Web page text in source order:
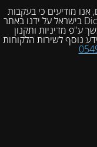
אנו מודיעים כי בעקבות
שינוי בתנאי הזיכיון, מכירת מוצרי המותג Dickies בישראל על ידנו באתר
ע"פ מדיניות ותקנון
נוסף לשירות הלקוחות